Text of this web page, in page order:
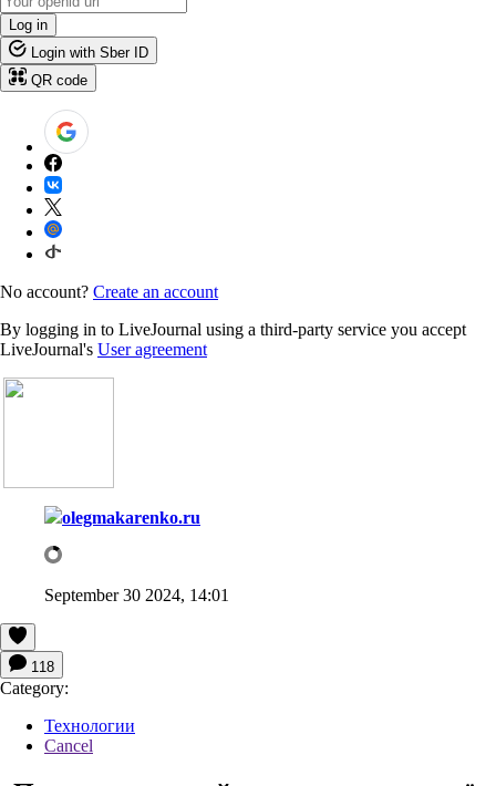
Log in
Login with Sber ID
QR code
No account? Create an account
By logging in to LiveJournal using a third-party service you accept
LiveJournal's User agreement
olegmakarenko.ru
September 30 2024, 14:01
118
Category:
Технологии
Cancel